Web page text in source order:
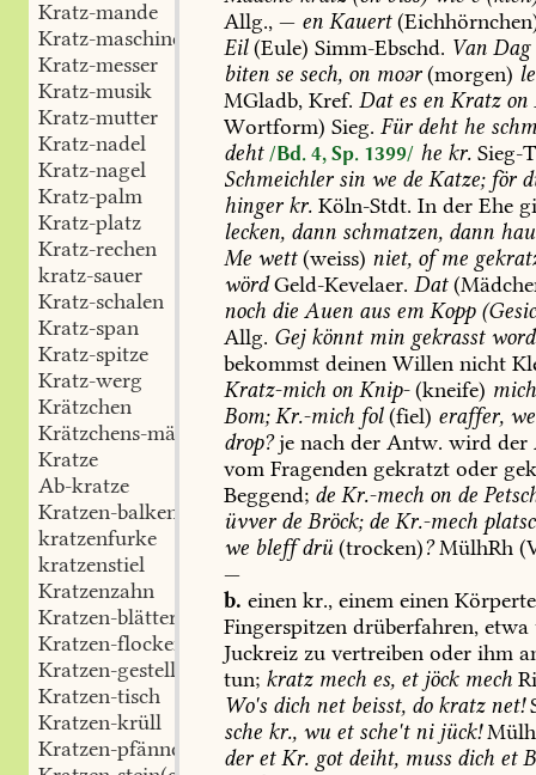
Kratz-mande
Kratz-maschine
Kratz-messer
Kratz-musik
Kratz-mutter
Kratz-nadel
Kratz-nagel
Kratz-palm
Kratz-platz
Kratz-rechen
kratz-sauer
Kratz-schalen
Kratz-span
Kratz-spitze
Kratz-werg
Krätzchen
Krätzchens-mächer
Kratze
Ab-kratze
Kratzen-balken
kratzenfurke
kratzenstiel
Kratzenzahn
Kratzen-blätter
Kratzen-flocken
Kratzen-gestell
Kratzen-tisch
Kratzen-krüll
Kratzen-pfännchen
Allg., — en Kauert
Eil(Eule) Simm-Ebschd. Van Dag
biten se sech, on moər(morgen)
MGladb, Kref. Dates en Kratzon
Wortform) Sieg. Fürdehthe
deht /Bd. 4, Sp. 1399/ he kr. Sieg-
Schmeichlersin we de Katze;för
hingerkr. Köln-Stdt. In der Ehe
lecken, dann schmatzen, dann
Me wett(weiss) niet, ofme
wörd Geld-Kevelaer. Dat
noch die Auen aus em Kopp
Allg. Gejkönntmin gekrasst
bekommst deinen Willen nicht
Kratz-mich on Knip-(kneife) mich
Bom;Kr.-mich fol(fiel) eraffer, we
drop?je nach der Antw. wird der
vom Fragenden gekratzt oder
Beggend; de Kr.-mech on de
üvverde Bröck;de Kr.-mech
we bleffdrü (trocken)? MülhRh
—
b. einen kr., einem einen
Fingerspitzen drüberfahren, etwa
Juckreiz zu vertreiben oder ihm
tun; kratzmech es, etjöckmech
Wo's dich netbeisst, dokratznet!
sche kr., wu etsche'tnijück!
deretKr. gotdeiht, muss dich et